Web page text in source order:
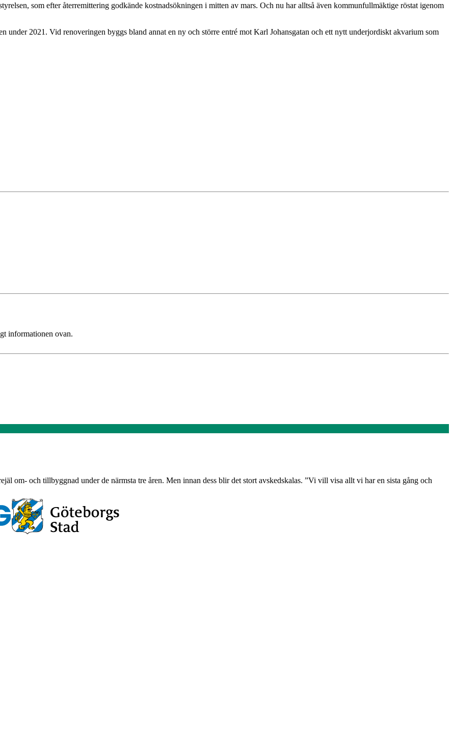
som efter återremittering godkände kostnadsökningen i mitten av mars. Och nu har alltså även kommunfullmäktige röstat igenom
under 2021. Vid renoveringen byggs bland annat en ny och större entré mot Karl Johansgatan och ett nytt underjordiskt akvarium som
informationen ovan.
om- och tillbyggnad under de närmsta tre åren. Men innan dess blir det stort avskedskalas. ”Vi vill visa allt vi har en sista gång och